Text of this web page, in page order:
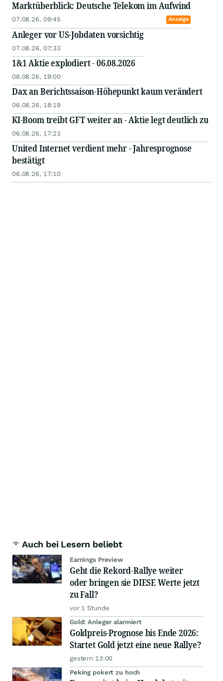
Marktüberblick: Deutsche Telekom im Aufwind
07.08.26, 09:45 Anzeige
Anleger vor US-Jobdaten vorsichtig
07.08.26, 07:33
1&1 Aktie explodiert - 06.08.2026
06.08.26, 19:00
Dax an Berichtssaison-Höhepunkt kaum verändert
06.08.26, 18:19
KI-Boom treibt GFT weiter an - Aktie legt deutlich zu
06.08.26, 17:23
United Internet verdient mehr - Jahresprognose
bestätigt
06.08.26, 17:10
Auch bei Lesern beliebt
Earnings Preview
Geht die Rekord-Rallye weiter
oder bringen sie DIESE Werte jetzt
zu Fall?
vor 1 Stunde
Gold: Anleger alarmiert
Goldpreis-Prognose bis Ende 2026:
Startet Gold jetzt eine neue Rallye?
gestern 13:00
Peking pokert zu hoch